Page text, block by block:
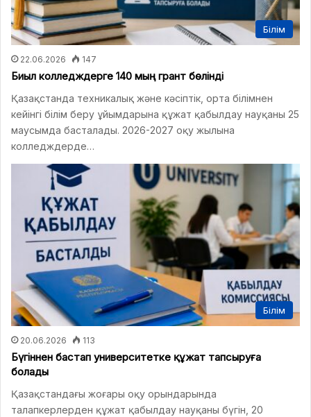
Білім
22.06.2026 147
Биыл колледждерге 140 мың грант бөлінді
Қазақстанда техникалық және кәсіптік, орта білімнен
кейінгі білім беру ұйымдарына құжат қабылдау науқаны 25
маусымда басталады. 2026-2027 оқу жылына
колледждерде…
Білім
20.06.2026 113
Бүгіннен бастап университетке құжат тапсыруға
болады
Қазақстандағы жоғары оқу орындарында
талапкерлерден құжат қабылдау науқаны бүгін, 20